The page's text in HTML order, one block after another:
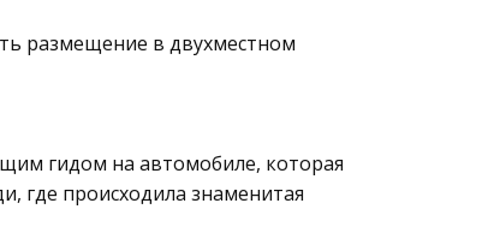
размещение в двухместном
гидом на автомобиле, которая
где происходила знаменитая